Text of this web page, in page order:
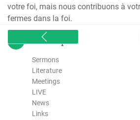
votre foi, mais nous contribuons à
fermes dans la foi.
sitemap
Sermons
Literature
Meetings
LIVE
News
Links